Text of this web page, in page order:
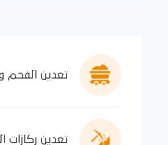
تعدين الفحم
تعدين ركازات